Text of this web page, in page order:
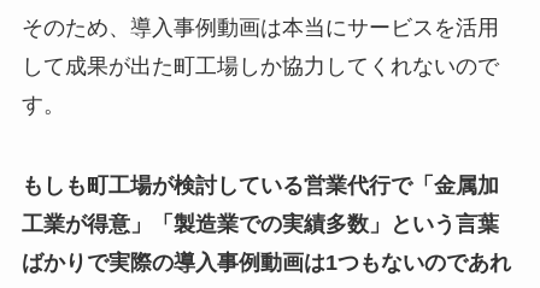
そのため、導入事例動画は本当にサービスを活用
して成果が出た町工場しか協力してくれないので
す。
もしも町工場が検討している営業代行で「金属加
工業が得意」「製造業での実績多数」という言葉
ばかりで実際の導入事例動画は1つもないのであれ